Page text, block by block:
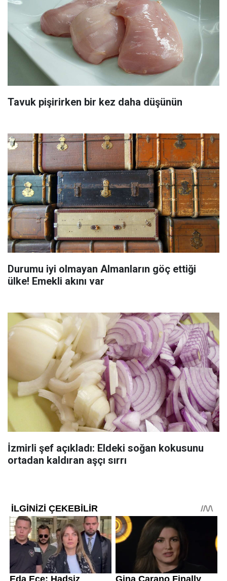
Tavuk pişirirken bir kez daha düşünün
Durumu iyi olmayan Almanların göç ettiği
ülke! Emekli akını var
İzmirli şef açıkladı: Eldeki soğan kokusunu
ortadan kaldıran aşçı sırrı